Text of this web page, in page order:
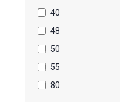
40
48
50
55
80